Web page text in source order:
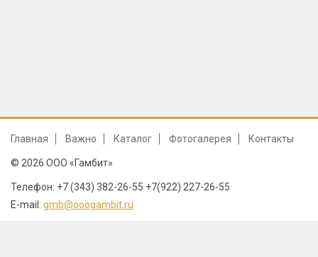
Главная Важно Каталог Фотогалерея Контакты
© 2026 ООО «Гамбит»
Телефон: +7 (343) 382-26-55 +7(922) 227-26-55
E-mail: gmb@ooogambit.ru